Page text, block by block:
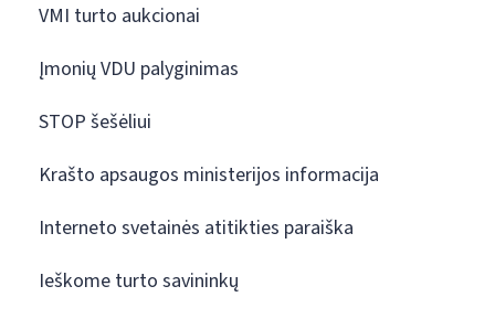
VMI turto aukcionai
Įmonių VDU palyginimas
STOP šešėliui
Krašto apsaugos ministerijos informacija
Interneto svetainės atitikties paraiška
Ieškome turto savininkų